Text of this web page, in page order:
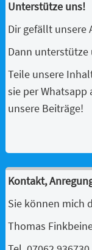
Unterstütze uns!
Dir gefällt unsere
Dann unterstütze
Teile unsere
sie per
unsere Beiträge!
Kontakt,
Sie können mich
Thomas